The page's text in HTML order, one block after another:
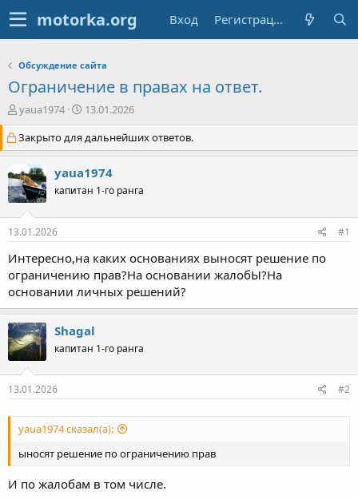
Вход Регистрация
Обсуждение сайта
Ограничение в правах на ответ.
А
т
о
т
е
yaua1974
Д
т
а
н
а
ч
13.01.2026
Закрыто для дальнейших ответов.
yaua1974
капитан 1-го ранга
13.01.2026 #1
Интересно,на каких основаниях выносят решение по
ограничению прав?На основании жалобЫ?На
основании личных решений?
Shagal
капитан 1-го ранга
13.01.2026 #2
yaua1974 сказал(а):
ыносят решение по ограничению прав
И по жалобам в том числе.